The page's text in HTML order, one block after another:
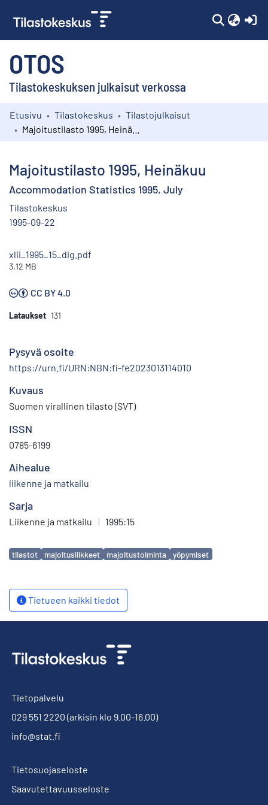
OTOS
Tilastokeskuksen julkaisut verkossa
Kokoelmat
Etusivu Tilastokeskus
Tilastojulkaisut
Majoitustilasto 1995, Heinäkuu
Accommodation Statistics 1995, July
Tilastokeskus
1995-09-22
xlii_1995_15_dig.pdf
3.12 MB
CC BY 4.0
Lataukset 131
Pysyvä osoite
https://urn.fi/URN:NBN:fi-fe2023013114010
Kuvaus
Suomen virallinen tilasto (SVT)
ISSN
0785-6199
Aihealue
liikenne ja matkailu
Sarja
Liikenne ja matkailu | 1995:15
Avainsanat
tilastot majoitusliikkeet majoitustoiminta yöpymiset
Tietueen kaikki tiedot
Tietopalvelu
029 551 2220 (arkisin klo 9.00-16.00)
info@stat.fi
Tietosuojaseloste
Saavutettavuusseloste